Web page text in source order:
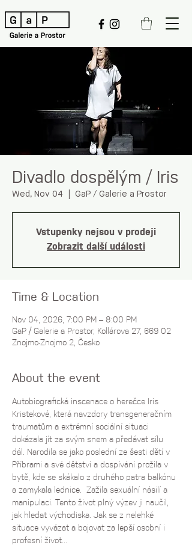
Divadlo dospělým / Iris
Wed, Nov 04 GaP / Galerie a Prostor
Vstupenky nejsou v prodeji
Zobrazit další události
Time & Location
Nov 04, 2026, 7:00 PM – 8:00 PM
GaP / Galerie a Prostor, Kollárova 27, 669 02
Znojmo-Znojmo 2, Česko
About the event
Autobiografická inscenace o herečce Iris
Kristekové, která navzdory transgeneračním
traumatům a extrémní sociální situaci
dokázala jít za svým snem a předávat sílu
dál. Narodila se jako poslední ze šesti dětí v
Příbrami a své dětství a dospívání prožila v
bytě, kde se skákalo z druhého patra balkónu
a zamykala lednice.  Zažila sexuální násilí a
manipulaci. Tento život plný výzev ji naučil,
jak hledat východiska. Jak se z nelehké
situace vyvázat a bojovat za lepší osobní i
profesní život...